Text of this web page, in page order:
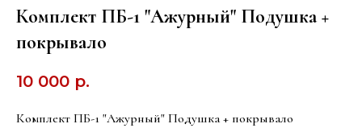
Комплект ПБ-1 "Ажурный" Подушка +
покрывало
10 000 р.
Комплект ПБ-1 "Ажурный" Подушка + покрывало